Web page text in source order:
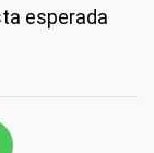
esperada